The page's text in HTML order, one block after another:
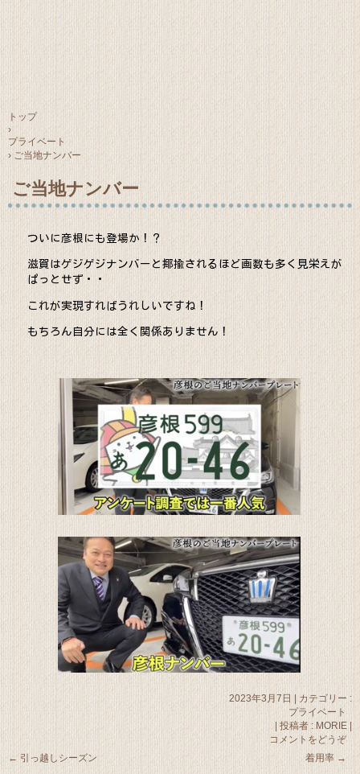
トップ
›
プライベート
› ご当地ナンバー
ご当地ナンバー
ついに彦根にも登場か！？
滋賀はゲジゲジナンバーと揶揄されるほど画数も多く見栄えが
ぱっとせず・・
これが実現すればうれしいですね！
もちろん自分には全く関係ありません！
2023年3月7日 | カテゴリー :
プライベート
| 投稿者 : MORIE |
コメントをどうぞ
← 引っ越しシーズン 着用率 →